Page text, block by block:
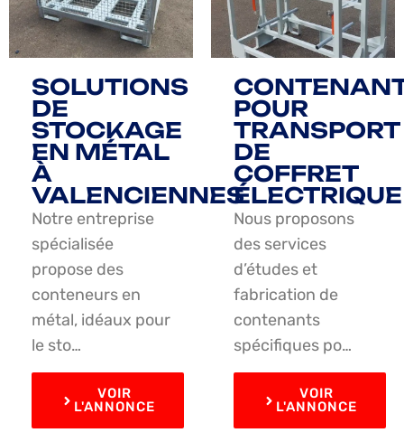
SOLUTIONS
DE
STOCKAGE
EN MÉTAL
À
VALENCIENNES
Notre entreprise
spécialisée
propose des
conteneurs en
métal, idéaux pour
le sto…
VOIR
L'ANNONCE
POUR
TRANSPORT
DE
COFFRET
ÉLECTRIQUE
Nous proposons
des services
d’études et
fabrication de
contenants
spécifiques po…
VOIR
L'ANNONCE